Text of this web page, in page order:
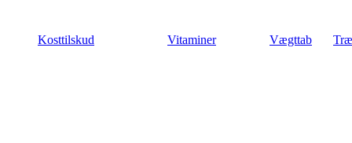
indholdKosttilskud Vitaminer Vægttab